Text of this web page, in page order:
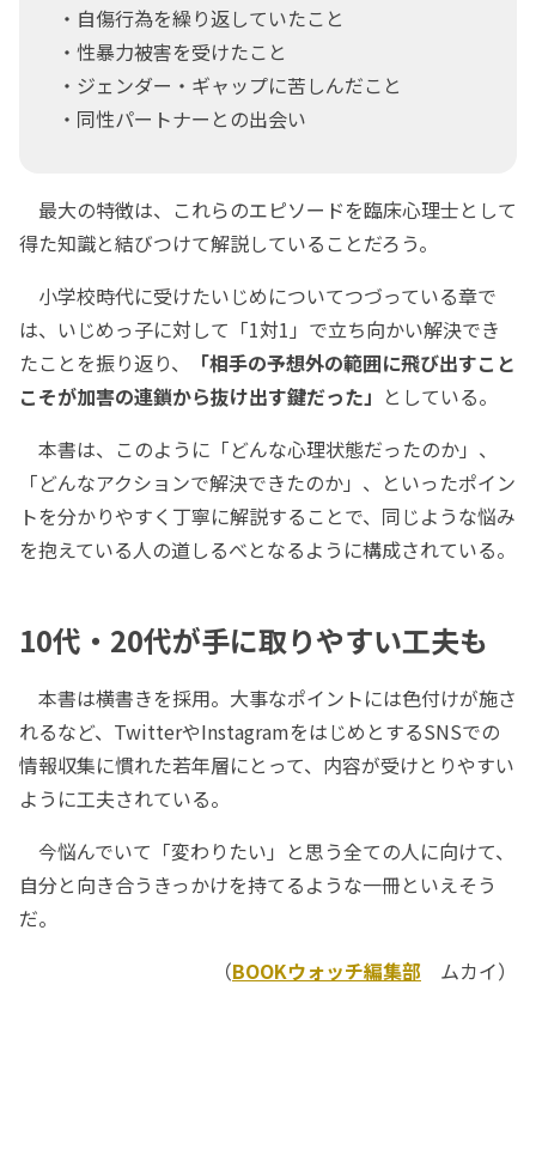
・自傷行為を繰り返していたこと
・性暴力被害を受けたこと
・ジェンダー・ギャップに苦しんだこと
・同性パートナーとの出会い
最大の特徴は、これらのエピソードを臨床心理士として
得た知識と結びつけて解説していることだろう。
小学校時代に受けたいじめについてつづっている章で
は、いじめっ子に対して「1対1」で立ち向かい解決でき
たことを振り返り、
「相手の予想外の範囲に飛び出すこと
こそが加害の連鎖から抜け出す鍵だった」 としている。
本書は、このように「どんな心理状態だったのか」、
「どんなアクションで解決できたのか」、といったポイン
トを分かりやすく丁寧に解説することで、同じような悩み
を抱えている人の道しるべとなるように構成されている。
10代・20代が手に取りやすい工夫も
本書は横書きを採用。大事なポイントには色付けが施さ
れるなど、TwitterやInstagramをはじめとするSNSでの
情報収集に慣れた若年層にとって、内容が受けとりやすい
ように工夫されている。
今悩んでいて「変わりたい」と思う全ての人に向けて、
自分と向き合うきっかけを持てるような一冊といえそう
だ。
（BOOKウォッチ編集部 ムカイ）